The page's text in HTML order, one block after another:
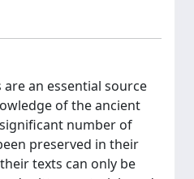
an essential source
of the ancient
number of
preserved in their
texts can only be